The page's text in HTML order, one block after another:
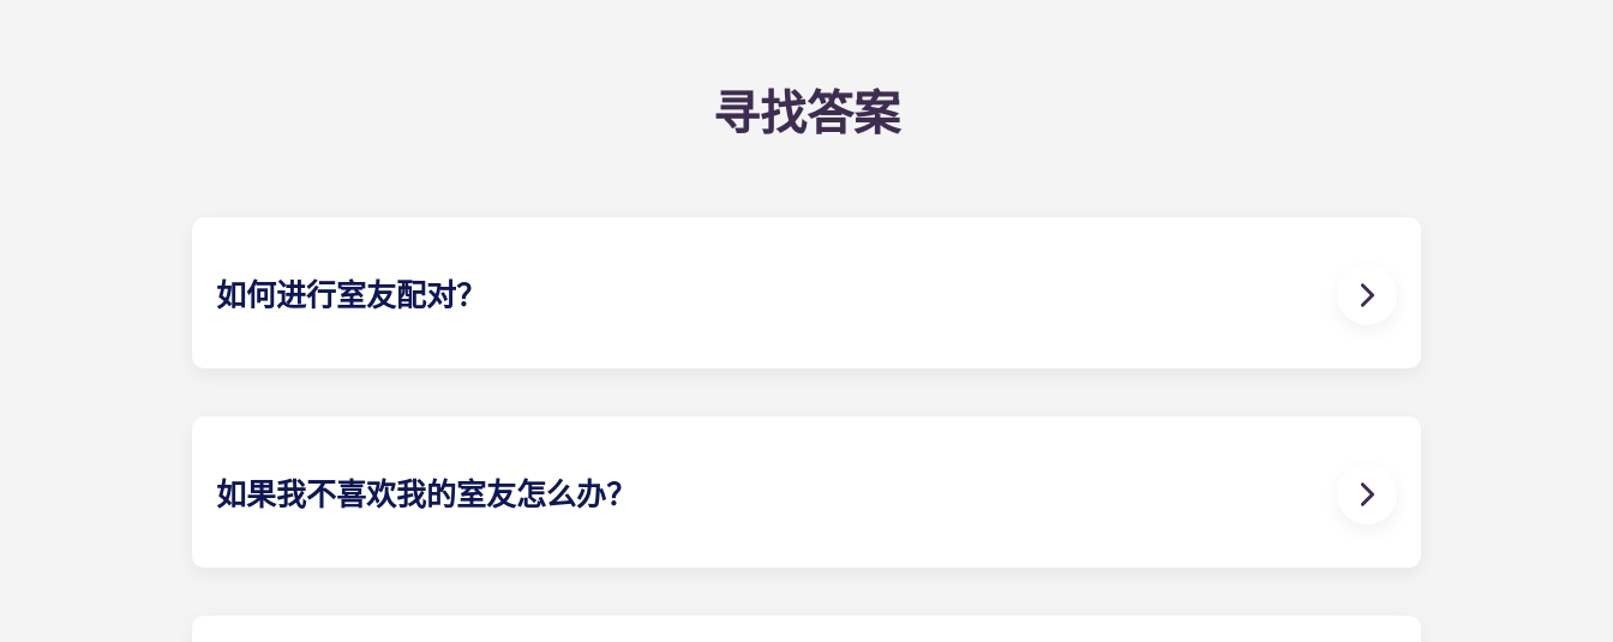
寻找答案
如何进行室友配对？
如果我不喜欢我的室友怎么办？